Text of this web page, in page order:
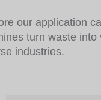
our application
turn waste
industries.